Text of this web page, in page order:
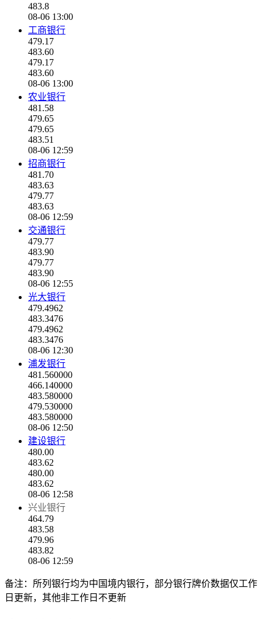
483.8
08-06 13:00
工商银行
479.17
483.60
479.17
483.60
08-06 13:00
农业银行
481.58
479.65
479.65
483.51
08-06 12:59
招商银行
481.70
483.63
479.77
483.63
08-06 12:59
交通银行
479.77
483.90
479.77
483.90
08-06 12:55
光大银行
479.4962
483.3476
479.4962
483.3476
08-06 12:30
浦发银行
481.560000
466.140000
483.580000
479.530000
483.580000
08-06 12:50
建设银行
480.00
483.62
480.00
483.62
08-06 12:58
兴业银行
464.79
483.58
479.96
483.82
08-06 12:59
备注：所列银行均为中国境内银行，部分银行牌价数据仅工作
日更新，其他非工作日不更新